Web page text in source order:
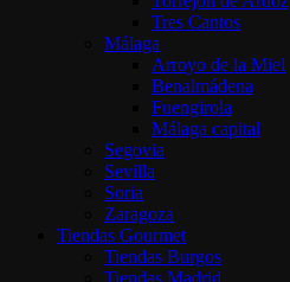
Tres Cantos
Málaga
Arroyo de la Miel
Benalmádena
Fuengirola
Málaga capital
Segovia
Sevilla
Soria
Zaragoza
Tiendas Gourmet
Tiendas Burgos
Tiendas Madrid